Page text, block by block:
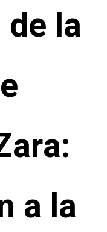
la
a la